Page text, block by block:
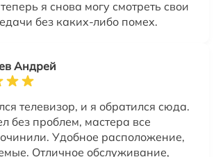
я снова могу смотреть свои
без каких-либо помех.
Андрей
телевизор, и я обратился сюда.
без проблем, мастера все
Удобное расположение,
Отличное обслуживание,